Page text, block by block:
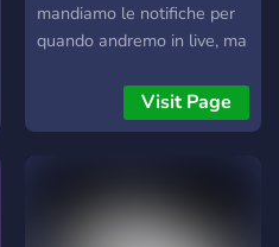
mandiamo le notifiche per
quando andremo in live, ma
community italiana di
Rocket League quindi se
amici per stare in
compagnia sei nel posto
Visit Page